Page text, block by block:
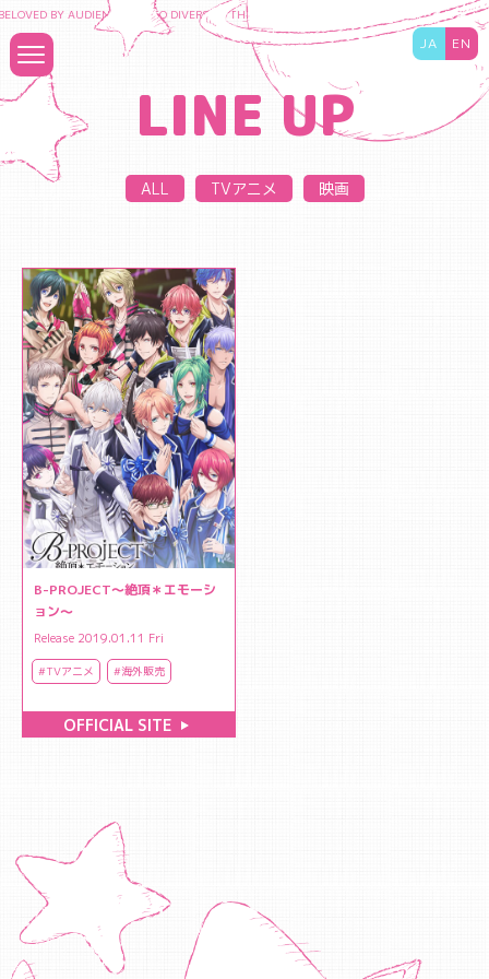
BY AUDIENCES TO DIVERSIFY THE CONTENT BUSINESS AND MAXIMIZE THE
JA EN
LINE UP
ALL TVアニメ 映画
B-PROJECT〜絶頂＊エモーシ
ョン〜
Release 2019.01.11 Fri
#TVアニメ #海外販売
OFFICIAL SITE